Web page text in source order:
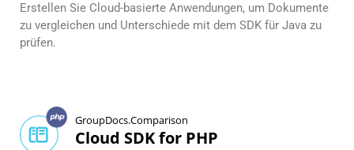
Erstellen Sie Cloud-basierte Anwendungen, um Dokumente
zu vergleichen und Unterschiede mit dem SDK für Java zu
prüfen.
GroupDocs.Comparison
Cloud SDK for PHP